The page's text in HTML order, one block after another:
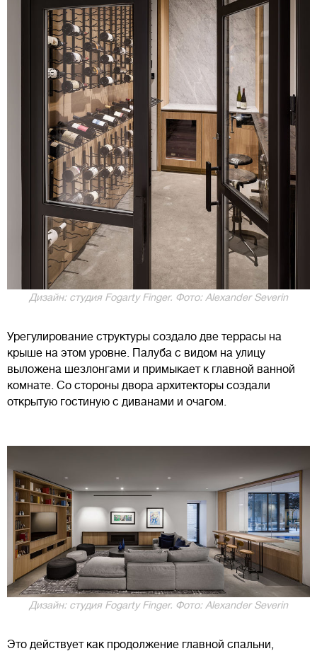
Дизайн: студия Fogarty Finger. Фото: Alexander Severin
Урегулирование структуры создало две террасы на
крыше на этом уровне. Палуба с видом на улицу
выложена шезлонгами и примыкает к главной ванной
комнате. Со стороны двора архитекторы создали
открытую гостиную с диванами и очагом.
Дизайн: студия Fogarty Finger. Фото: Alexander Severin
Это действует как продолжение главной спальни,